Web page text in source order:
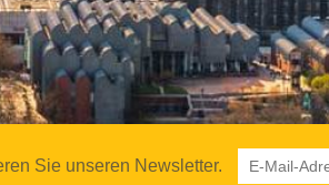
Sie unseren Newsletter.